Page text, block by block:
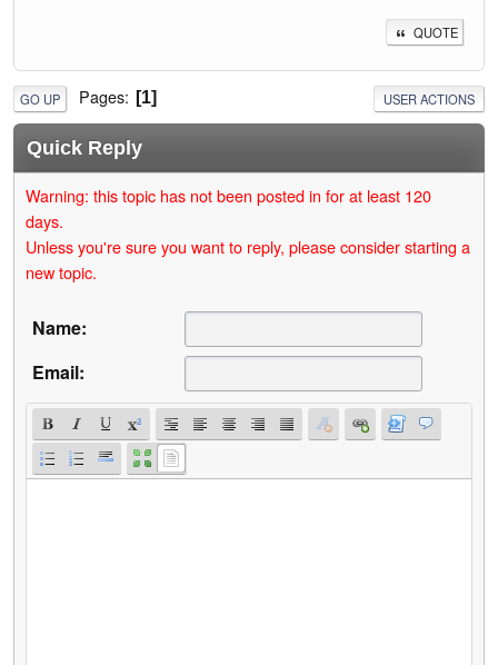
QUOTE
GO UP Pages 1 USER ACTIONS
Quick Reply
Warning: this topic has not been posted in for at least 120
days.
Unless you're sure you want to reply, please consider starting a
new topic.
Name:
Email: